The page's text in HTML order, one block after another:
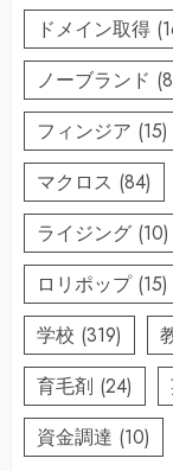
ドメイン取得
ノーブランド
フィンジア (15)
マクロス (84)
ライジング (10)
ロリポップ(15)
学校 (319)
育毛剤 (24)
資金調達 (10)